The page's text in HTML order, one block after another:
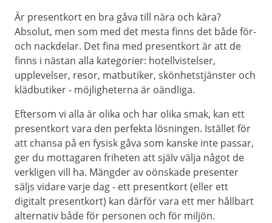
Är presentkort en bra gåva till nära och kära?
Absolut, men som med det mesta finns det både för-
och nackdelar. Det fina med presentkort är att de
finns i nästan alla kategorier: hotellvistelser,
upplevelser, resor, matbutiker, skönhetstjänster och
klädbutiker - möjligheterna är oändliga.
Eftersom vi alla är olika och har olika smak, kan ett
presentkort vara den perfekta lösningen. Istället för
att chansa på en fysisk gåva som kanske inte passar,
ger du mottagaren friheten att själv välja något de
verkligen vill ha. Mängder av oönskade presenter
säljs vidare varje dag - ett presentkort (eller ett
digitalt presentkort) kan därför vara ett mer hållbart
alternativ både för personen och för miljön.